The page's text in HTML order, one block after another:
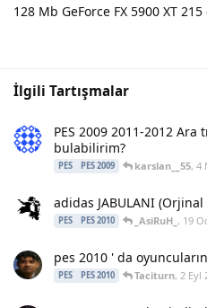
128 Mb GeForce FX 5900 XT 215
İlgili Tartışmalar
PES 2009 2011-2012
bulabilirim?
PES PES 2009 karslan__55, 4
adidas JABULANI
PES PES 2010 _AsiRuH_ , 19
pes 2010 ' da
PES PES 2010 Taciturn, 2 Eyl